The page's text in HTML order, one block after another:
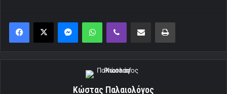
MessengerWhatsAppViber Κοινοποίηση μέσω ηλεκτρονικού ταχυδρομείουΕκτύπωση
Κώστας Παλαιολόγος